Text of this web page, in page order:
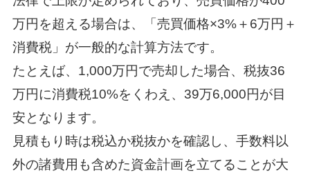
万円を超える場合は、「売買価格×3%＋6万円＋
消費税」が一般的な計算方法です。
たとえば、1,000万円で売却した場合、税抜36
万円に消費税10%をくわえ、39万6,000円が目
安となります。
見積もり時は税込か税抜かを確認し、手数料以
外の諸費用も含めた資金計画を立てることが大